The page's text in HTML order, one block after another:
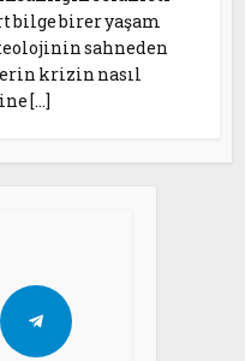
bilge birer yaşam
sahneden
krizin nasıl
[…]